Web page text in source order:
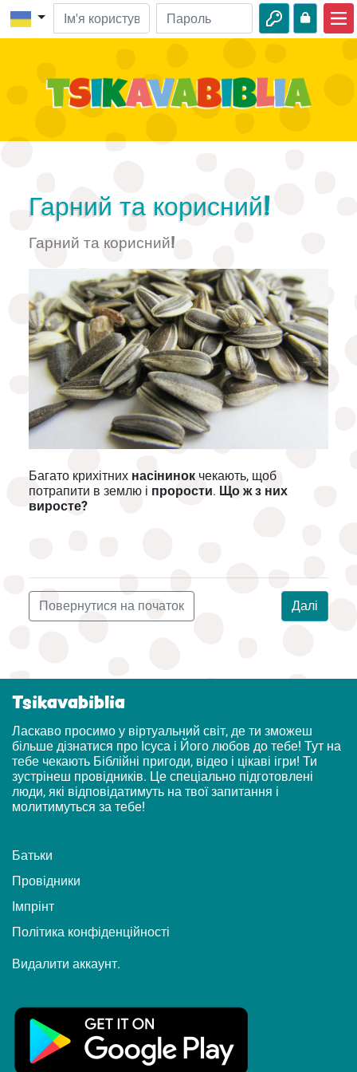
Біблійні пригоди
Цікавинки
Гарний та корисний!
Гарний та корисний!
Багато крихітних насінинок чекають, щоб
потрапити в землю і прорости. Що ж з них
виросте?
Далі
Повернутися на початок
Tsikavabiblia
Ласкаво просимо у віртуальний світ, де ти зможеш
більше дізнатися про Ісуса і Його любов до тебе! Тут на
тебе чекають Біблійні пригоди, відео і цікаві ігри! Ти
зустрінеш провідників. Це спеціально підготовлені
люди, які відповідатимуть на твої запитання і
молитимуться за тебе!
Батьки
Провідники
Імпрінт
Політика конфіденційності
Видалити аккаунт.